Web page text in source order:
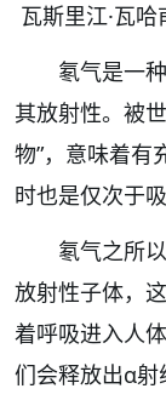
瓦斯里江·瓦哈
氡气是一
其放射性。被
物”，意味着有
时也是仅次于
氡气之所
放射性子体，
着呼吸进入人
们会释放出α射